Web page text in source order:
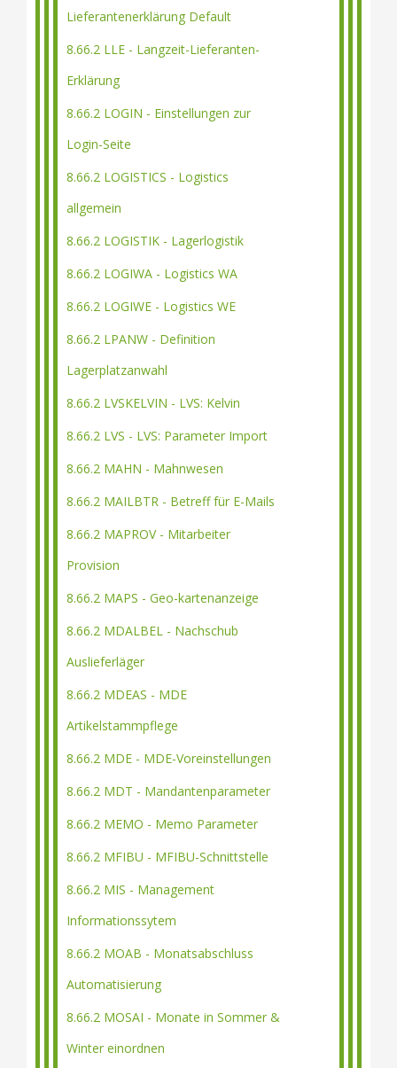
Lieferantenerklärung Default
8.66.2 LLE - Langzeit-Lieferanten-
Erklärung
8.66.2 LOGIN - Einstellungen zur
Login-Seite
8.66.2 LOGISTICS - Logistics
allgemein
8.66.2 LOGISTIK - Lagerlogistik
8.66.2 LOGIWA - Logistics WA
8.66.2 LOGIWE - Logistics WE
8.66.2 LPANW - Definition
Lagerplatzanwahl
8.66.2 LVSKELVIN - LVS: Kelvin
8.66.2 LVS - LVS: Parameter Import
8.66.2 MAHN - Mahnwesen
8.66.2 MAILBTR - Betreff für E-Mails
8.66.2 MAPROV - Mitarbeiter
Provision
8.66.2 MAPS - Geo-kartenanzeige
8.66.2 MDALBEL - Nachschub
Auslieferläger
8.66.2 MDEAS - MDE
Artikelstammpflege
8.66.2 MDE - MDE-Voreinstellungen
8.66.2 MDT - Mandantenparameter
8.66.2 MEMO - Memo Parameter
8.66.2 MFIBU - MFIBU-Schnittstelle
8.66.2 MIS - Management
Informationssytem
8.66.2 MOAB - Monatsabschluss
Automatisierung
8.66.2 MOSAI - Monate in Sommer &
Winter einordnen